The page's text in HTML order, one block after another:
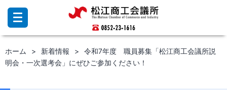
ン
ツ
へ
ホーム 新着情報
令和7年度 職員募集「松江商工会議所説
明会・一次選考会」にぜひご参加ください！